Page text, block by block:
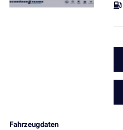
Fahrzeugdaten